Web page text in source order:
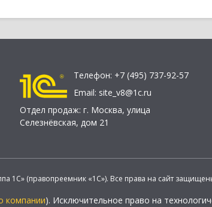
Телефон: +7 (495) 737-92-57
Email: site_v8@1c.ru
Отдел продаж: г. Москва, улица
Селезнёвская, дом 21
1С» (правопреемник «1С»). Все права на сайт
компании). Исключительное право на